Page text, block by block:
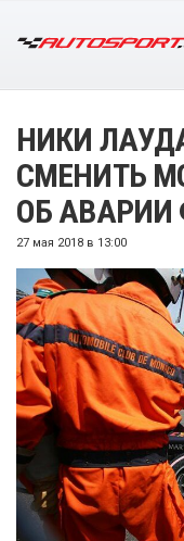
НИКИ
СМЕНИТЬ
ОБ АВАРИИ
27 мая 2018 в 13:00